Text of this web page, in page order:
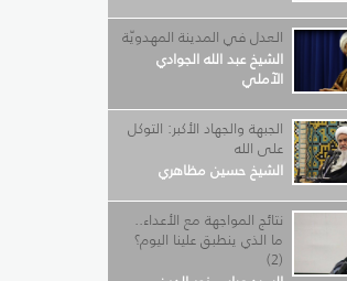
العدل في المدينة المهدويّة
الشيخ عبد الله الجوادي
الآملي
الجبهة والجهاد الأكبر: التوكل
على الله
الشيخ حسين مظاهري
نتائج المواجهة مع الأعداء..
ما الذي ينطبق علينا اليوم؟
(2)